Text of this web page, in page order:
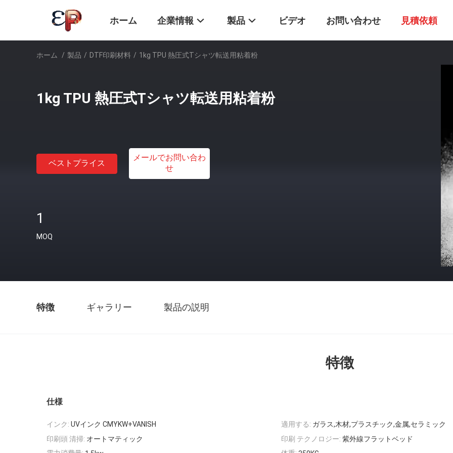
ホーム 企業情報 製品 ビデオ お問い合わせ 見積依頼
ホーム / 製品 / DTF印刷材料 / 1kg TPU 熱圧式Tシャツ転送用粘着粉
1kg TPU 熱圧式Tシャツ転送用粘着粉
ベストプライス
メールでお問い合わ
せ
1
MOQ
特徴 ギャラリー 製品の説明
特徴
仕様
インク: UVインク CMYKW+VANISH 適用する: ガラス,木材,プラスチック,金属,セラミック
印刷頭 清掃: オートマティック 印刷 テクノロジー: 紫外線フラットベッド